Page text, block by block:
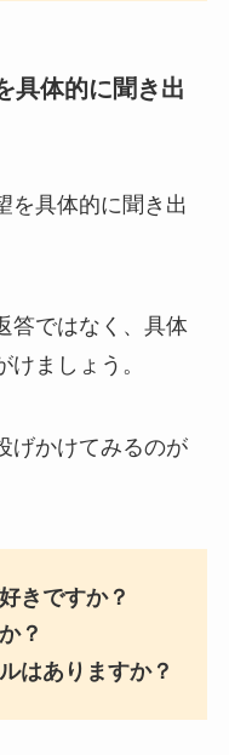
具体的に聞き出
を具体的に聞き出
答ではなく、具体
ましょう。
げかけてみるのが
きですか？
？
はありますか？